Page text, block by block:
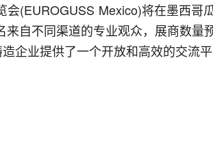
(EUROGUSS Mexico)将在墨西哥
自不同渠道的专业观众，展商数量
企业提供了一个开放和高效的交流平